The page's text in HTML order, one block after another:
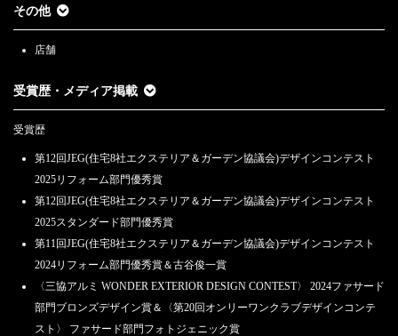
その他
店舗
受賞歴・メディア掲載
受賞歴
第12回JEG(住宅8社エクステリア＆ガーデン協議会)デザインコンテスト
2025リフォーム部門優秀賞
第12回JEG(住宅8社エクステリア＆ガーデン協議会)デザインコンテスト
2025スタンダード部門優秀賞
第11回JEG(住宅8社エクステリア＆ガーデン協議会)デザインコンテスト
2024リフォーム部門優秀賞＆古谷俊一賞
〈三協アルミ WONDER EXTERIOR DESIGN CONTEST〉 2024ファサード
部門ブロンズデザイン賞＆〈第20回オンリーワンクラブデザインコンテ
スト〉 ファサード部門フォトジェニック賞